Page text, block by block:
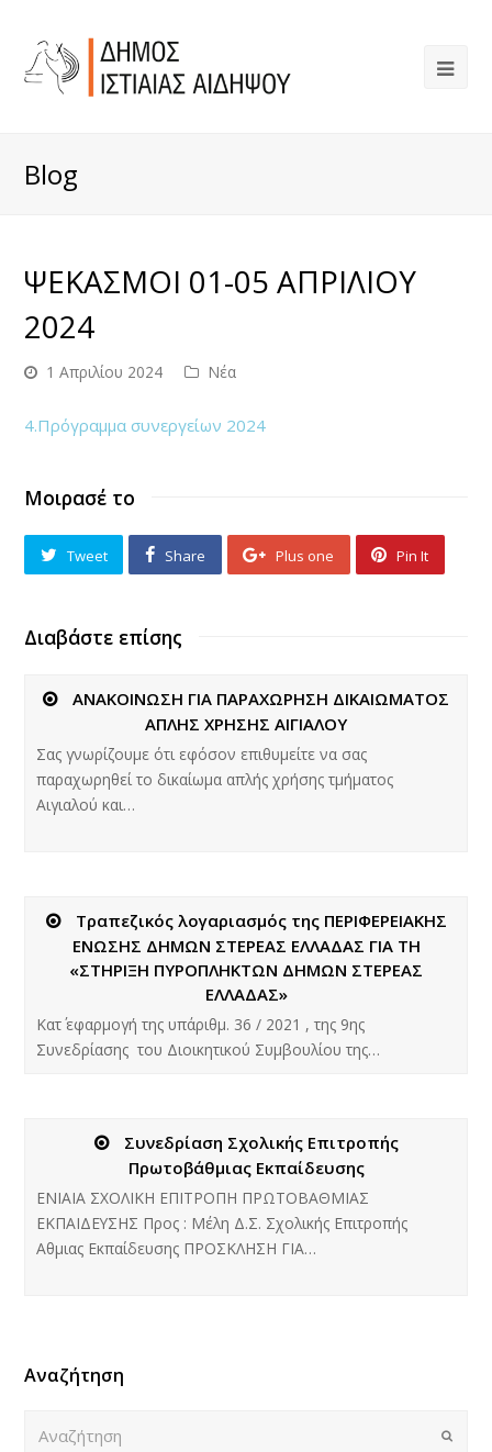
Blog
ΨΕΚΑΣΜΟΙ 01-05 ΑΠΡΙΛΙΟΥ
2024
1 Απριλίου 2024 Νέα
4.Πρόγραμμα συνεργείων 2024
Μοιρασέ το
Tweet Share Plus one Pin It
Διαβάστε επίσης
ΑΝΑΚΟΙΝΩΣΗ ΓΙΑ ΠΑΡΑΧΩΡΗΣΗ ΔΙΚΑΙΩΜΑΤΟΣ
ΑΠΛΗΣ ΧΡΗΣΗΣ ΑΙΓΙΑΛΟΥ
Σας γνωρίζουμε ότι εφόσον επιθυμείτε να σας
παραχωρηθεί το δικαίωμα απλής χρήσης τμήματος
Αιγιαλού και…
Τραπεζικός λογαριασμός της ΠΕΡΙΦΕΡΕΙΑΚΗΣ
ΕΝΩΣΗΣ ΔΗΜΩΝ ΣΤΕΡΕΑΣ ΕΛΛΑΔΑΣ ΓΙΑ ΤΗ
«ΣΤΗΡΙΞΗ ΠΥΡΟΠΛΗΚΤΩΝ ΔΗΜΩΝ ΣΤΕΡΕΑΣ
ΕΛΛΑΔΑΣ»
Κατ΄ εφαρμογή της υπ΄αριθμ. 36 / 2021 , της 9ης
Συνεδρίασης του Διοικητικού Συμβουλίου της…
Συνεδρίαση Σχολικής Επιτροπής
Πρωτοβάθμιας Εκπαίδευσης
ΕΝΙΑΙΑ ΣΧΟΛΙΚΗ ΕΠΙΤΡΟΠΗ ΠΡΩΤΟΒΑΘΜΙΑΣ
ΕΚΠΑΙΔΕΥΣΗΣ Προς : Μέλη Δ.Σ. Σχολικής Επιτροπής
Αθμιας Εκπαίδευσης ΠΡΟΣΚΛΗΣΗ ΓΙΑ…
Αναζήτηση
Submit